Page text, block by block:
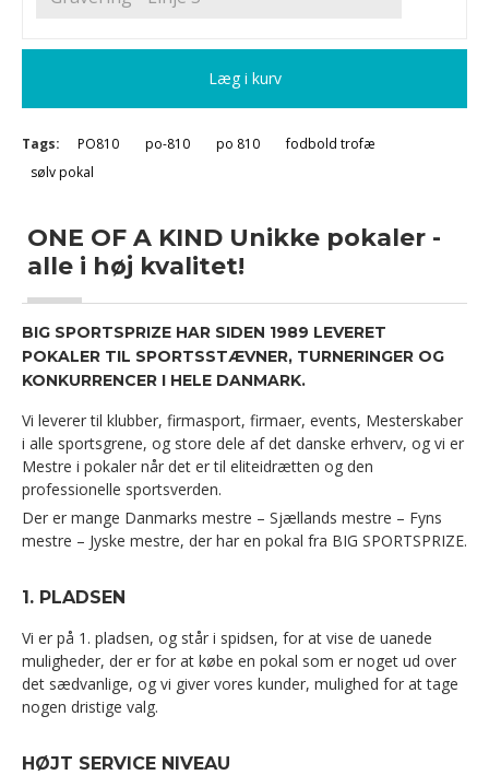
Læg i kurv
Tags: PO810 po-810 po 810
fodbold trofæ
sølv pokal
ONE OF A KIND Unikke pokaler -
alle i høj kvalitet!
BIG SPORTSPRIZE HAR SIDEN 1989 LEVERET
POKALER TIL SPORTSSTÆVNER, TURNERINGER OG
KONKURRENCER I HELE DANMARK.
Vi leverer til klubber, firmasport, firmaer, events, Mesterskaber
i alle sportsgrene, og store dele af det danske erhverv, og vi er
Mestre i pokaler når det er til eliteidrætten og den
professionelle sportsverden.
Der er mange Danmarks mestre – Sjællands mestre – Fyns
mestre – Jyske mestre, der har en pokal fra BIG SPORTSPRIZE.
1. PLADSEN
Vi er på 1. pladsen, og står i spidsen, for at vise de uanede
muligheder, der er for at købe en pokal som er noget ud over
det sædvanlige, og vi giver vores kunder, mulighed for at tage
nogen dristige valg.
HØJT SERVICE NIVEAU